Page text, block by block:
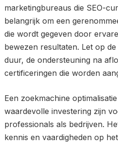
marketingbureaus die SEO-
belangrijk om een
die wordt gegeven door
bewezen resultaten. Let op
duur, de ondersteuning na
certificeringen die worden
Een zoekmachine
waardevolle investering zijn
professionals als bedrijven.
kennis en vaardigheden op